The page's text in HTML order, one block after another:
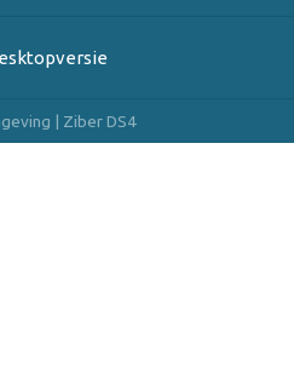
| Ziber DS4